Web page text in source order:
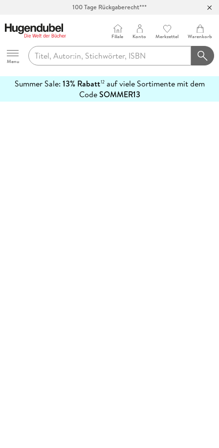
100 Tage Rückgaberecht***
Hugendubel
Menu
Filiale Konto Merkzettel Warenkorb
Summer Sale: 13% Rabatt12auf viele Sortimente mit dem
CodeSOMMER13
erfahren